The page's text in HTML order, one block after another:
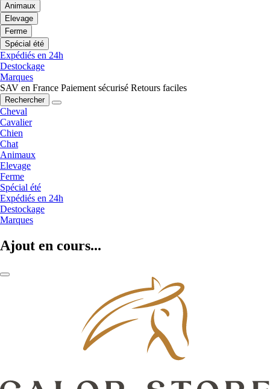
Animaux
Elevage
Ferme
Spécial été
Expédiés en 24h
Destockage
Marques
SAV en France Paiement sécurisé Retours faciles
Rechercher
Cheval
Cavalier
Chien
Chat
Animaux
Elevage
Ferme
Spécial été
Expédiés en 24h
Destockage
Marques
Ajout en cours...